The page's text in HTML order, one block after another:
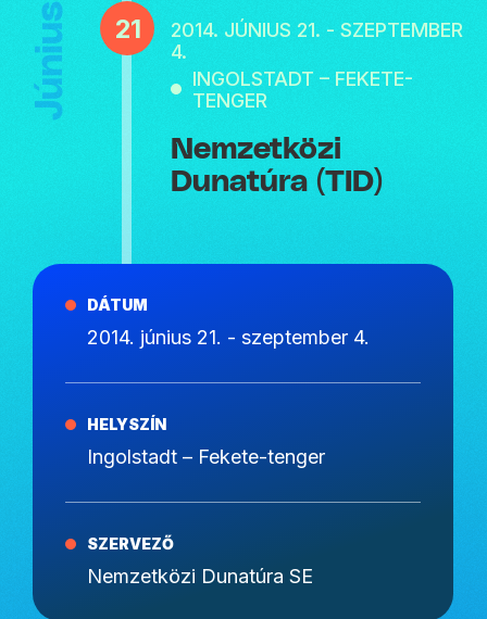
Június 21
2014. JÚNIUS 21. - SZEPTEMBER
4.
INGOLSTADT – FEKETE-
TENGER
Nemzetközi
Dunatúra (TID)
DÁTUM
2014. június 21. - szeptember 4.
HELYSZÍN
Ingolstadt – Fekete-tenger
SZERVEZŐ
Nemzetközi Dunatúra SE